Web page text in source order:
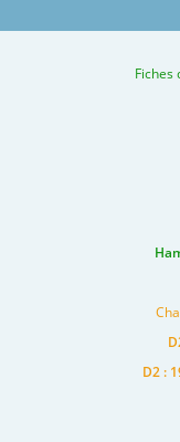
Fiches
D2 :